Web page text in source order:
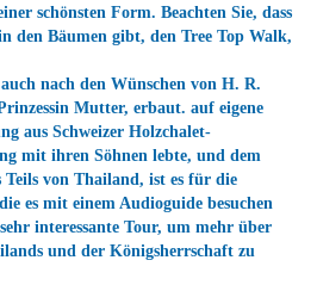
schönsten Form. Beachten Sie, dass
den Bäumen gibt, den Tree Top Walk,
nach den Wünschen von H. R.
Mutter, erbaut. auf eigene
aus Schweizer Holzchalet-
mit ihren Söhnen lebte, und dem
Teils von Thailand, ist es für die
es mit einem Audioguide besuchen
interessante Tour, um mehr über
und der Königsherrschaft zu